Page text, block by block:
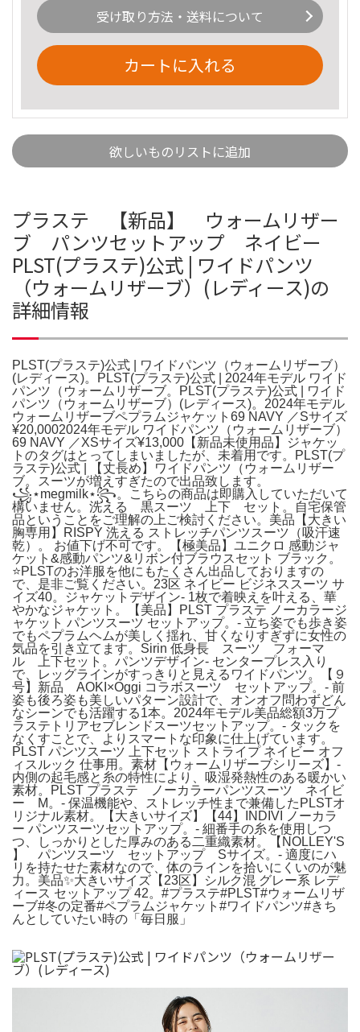
受け取り方法・送料について
カートに入れる
欲しいものリストに追加
プラステ 【新品】 ウォームリザー
ブ パンツセットアップ ネイビー
PLST(プラステ)公式 | ワイドパンツ
（ウォームリザーブ）(レディース)の
詳細情報
PLST(プラステ)公式 | ワイドパンツ（ウォームリザーブ）
(レディース)。PLST(プラステ)公式 | 2024年モデル ワイド
パンツ（ウォームリザーブ。PLST(プラステ)公式 | ワイド
パンツ（ウォームリザーブ）(レディース)。2024年モデル
ウォームリザーブペプラムジャケット69 NAVY ／Sサイズ
¥20,0002024年モデル ワイドパンツ（ウォームリザーブ）
69 NAVY ／XSサイズ¥13,000【新品未使用品】ジャケッ
トのタグはとってしまいましたが、未着用です。PLST(プ
ラステ)公式 | 【丈長め】ワイドパンツ（ウォームリザー
ブ。スーツが増えすぎたので出品致します。
꧁⋆megmilk⋆꧂。こちらの商品は即購入していただいて
構いません。洗える 黒スーツ 上下 セット。自宅保管
品ということをご理解の上ご検討ください。美品【大きい
胸専用】RISPY 洗える ストレッチパンツスーツ（吸汗速
乾）。 お値下げ不可です。【極美品】ユニクロ 感動ジャ
ケット&感動パンツ&リボン付ブラウスセット ブラック。
⭐️PLSTのお洋服を他にもたくさん出品しておりますの
で、是非ご覧ください。23区 ネイビー ビジネススーツ サ
イズ40。ジャケットデザイン- 1枚で着映えを叶える、華
やかなジャケット。【美品】PLST プラステ ノーカラージ
ャケット パンツスーツ セットアップ。- 立ち姿でも歩き姿
でもペプラムヘムが美しく揺れ、甘くなりすぎずに女性の
気品を引き立てます。Sirin 低身長 スーツ フォーマ
ル 上下セット。パンツデザイン- センタープレス入り
で、レッグラインがすっきりと見えるワイドパンツ。【９
号】新品 AOKI×Oggi コラボスーツ セットアップ。- 前
姿も後ろ姿も美しいパターン設計で、オンオフ問わずどん
なシーンでも活躍する1本。2024年モデル美品総額3万プ
ラステトリアセブレンドスーツセットアップ。- タックを
なくすことで、よりスマートな印象に仕上げています。
PLST パンツスーツ 上下セット ストライプ ネイビー オフ
ィスルック 仕事用。素材【ウォームリザーブシリーズ】-
内側の起毛感と糸の特性により、吸湿発熱性のある暖かい
素材。PLST プラステ ノーカラーパンツスーツ ネイビ
ー M。- 保温機能や、ストレッチ性まで兼備したPLSTオ
リジナル素材。【大きいサイズ】【44】INDIVI ノーカラ
ー パンツスーツセットアップ。- 細番手の糸を使用しつ
つ、しっかりとした厚みのある二重織素材。【NOLLEY'S
】 パンツスーツ セットアップ Sサイズ。- 適度にハ
リを持たせた素材なので、体のラインを拾いにくいのが魅
力。美品✨大きいサイズ【23区】シルク混 グレー系 レデ
ィース セットアップ 42。#プラステ#PLST#ウォームリザ
ーブ#冬の定番#ペプラムジャケット#ワイドパンツ#きち
んとしていたい時の「毎日服」